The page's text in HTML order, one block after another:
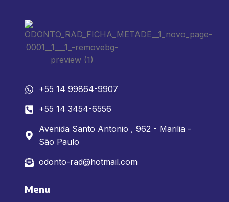
+55 14 99864-9907
+55 14 3454-6556
Avenida Santo Antonio , 962 - Marilia -
São Paulo
odonto-rad@hotmail.com
Menu